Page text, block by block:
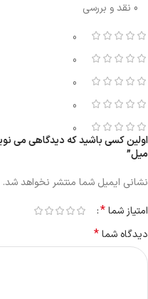
0 نقد و بررسی
0
0
0
0
0
میل”
نشانی ایمیل شما منتشر نخواهد شد.
امتیاز شما*
دیدگاه شما*